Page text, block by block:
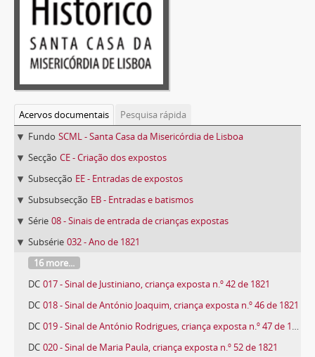
Acervos documentais
Pesquisa rápida
Fundo SCML - Santa Casa da Misericórdia de Lisboa
Secção CE - Criação dos expostos
Subsecção EE - Entradas de expostos
Subsubsecção EB - Entradas e batismos
Série 08 - Sinais de entrada de crianças expostas
Subsérie 032 - Ano de 1821
16 more...
DC 017 - Sinal de Justiniano, criança exposta n.º 42 de 1821
DC 018 - Sinal de António Joaquim, criança exposta n.º 46 de 1821
DC 019 - Sinal de António Rodrigues, criança exposta n.º 47 de 1821
DC 020 - Sinal de Maria Paula, criança exposta n.º 52 de 1821